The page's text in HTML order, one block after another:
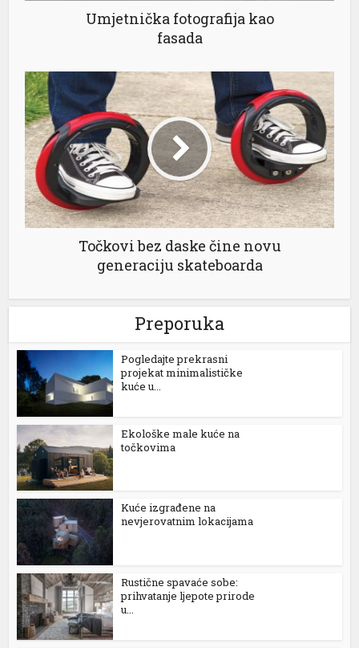
Umjetnička fotografija kao
fasada
Točkovi bez daske čine novu
generaciju skateboarda
Preporuka
Pogledajte prekrasni
projekat minimalističke
kuće u...
Ekološke male kuće na
točkovima
Kuće izgrađene na
nevjerovatnim lokacijama
Rustične spavaće sobe:
prihvatanje ljepote prirode
u...